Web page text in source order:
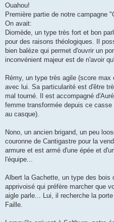
s
a
g
Ouahou!
Première partie de notre campagne
On avait:
Diomède, un type très fort et bon
pour des raisons théologiques. Il
bien balèze qui permet d'ouvrir un
inconvénient majeur est de n'avoir
Rémy, un type très agile (score
avec lui. Sa particularité est d'être
mal tourné. Il est accompagné
femme transformée depuis ce
au casque).
Nono, un ancien brigand, un peu
couronne de Cantigastre pour la
armure et est armé d'une épée et
l'équipe...
Albert la Gachette, un type des bois
apprivoisé qui préfère marcher que
aigle parle... Lui, il recherche la
Faille.